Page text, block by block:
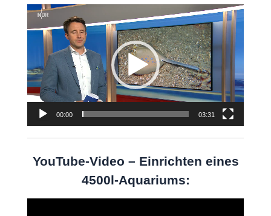
Player
00:00 03:31
YouTube-Video – Einrichten eines
4500l-Aquariums: